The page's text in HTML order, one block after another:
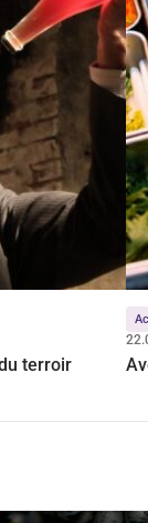
terroir